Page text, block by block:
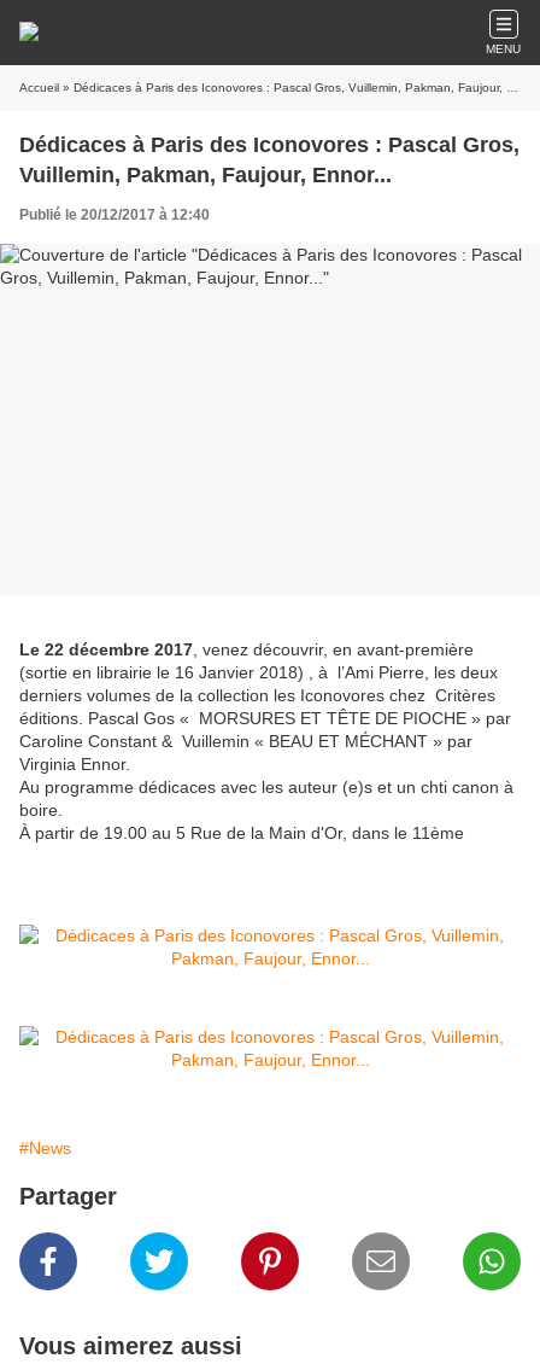
MENU
Accueil » Dédicaces à Paris des Iconovores : Pascal Gros, Vuillemin, Pakman, Faujour, Ennor...
Dédicaces à Paris des Iconovores : Pascal Gros,
Vuillemin, Pakman, Faujour, Ennor...
Publié le 20/12/2017 à 12:40
Le 22 décembre 2017 , venez découvrir, en avant-première
(sortie en librairie le 16 Janvier 2018) , à l’Ami Pierre, les deux
derniers volumes de la collection les Iconovores chez Critères
éditions. Pascal Gos « MORSURES ET TÊTE DE PIOCHE » par
Caroline Constant & Vuillemin « BEAU ET MÉCHANT » par
Virginia Ennor.
Au programme dédicaces avec les auteur (e)s et un chti canon à
boire.
À partir de 19.00 au 5 Rue de la Mai​n d'Or, dans le 11ème
#News
Partager
Vous aimerez aussi